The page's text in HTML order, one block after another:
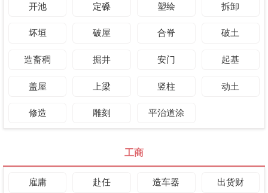
开池 定磉 塑绘 拆卸
坏垣 破屋 合脊 破土
造畜稠 掘井 安门 起基
盖屋 上梁 竖柱 动土
修造 雕刻 平治道涂
工商
雇庸 赴任 造车器 出货财